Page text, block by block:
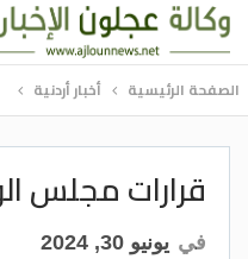
الصفحة الرئيسية أخبار أردنية
قرارات مجلس
في يونيو 30, 2024